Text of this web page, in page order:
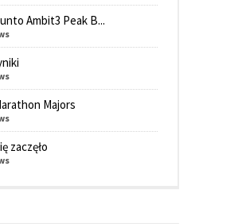
Ambit3 Peak B...
Majors
zaczęło